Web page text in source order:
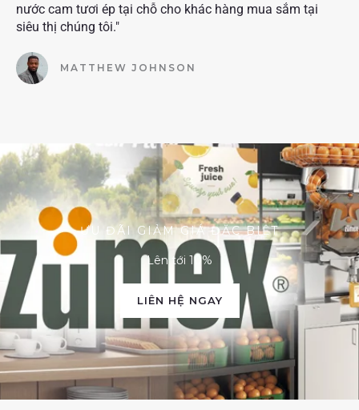
nước cam tươi ép tại chỗ cho khác hàng mua sắm tại
siêu thị chúng tôi."
MATTHEW JOHNSON
ƯU ĐÃI GIẢM GIÁ ĐẶC BIỆT
Lên tới 10%
LIÊN HỆ NGAY